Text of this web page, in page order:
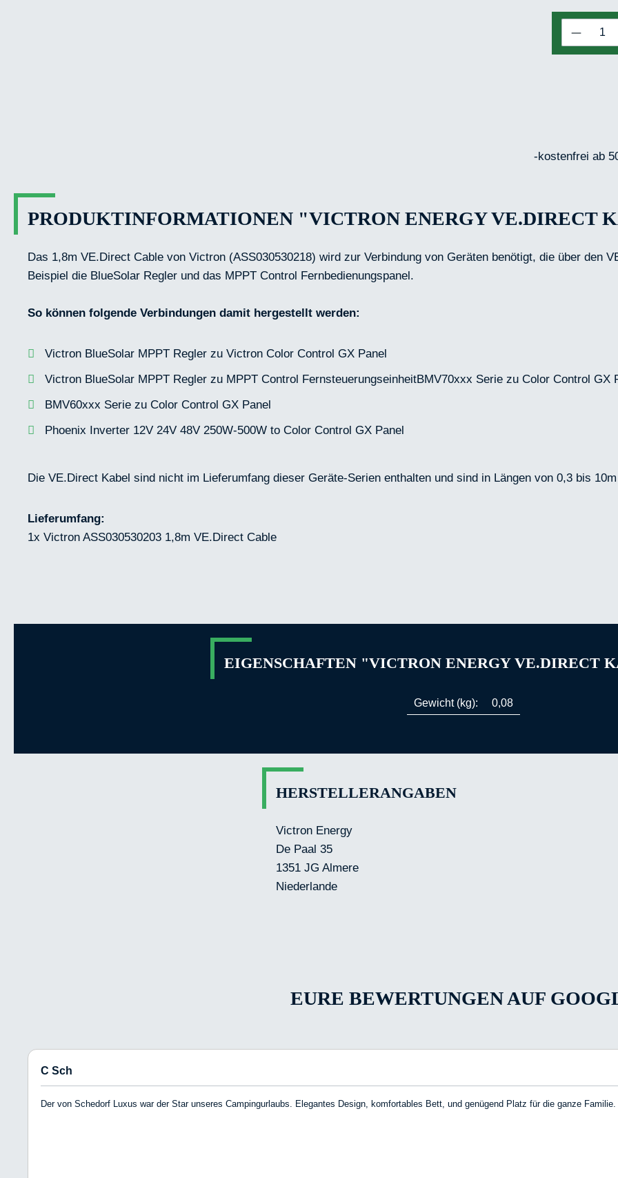
-kostenfrei ab
PRODUKTINFORMATIONEN "VICTRON ENERGY VE.DIRECT
Das 1,8m VE.Direct Cable von Victron (ASS030530218) wird zur Verbindung von Geräten benötigt, die über den
Beispiel die BlueSolar Regler und das MPPT Control Fernbedienungspanel.
So können folgende Verbindungen damit hergestellt werden:
Victron BlueSolar MPPT Regler zu Victron Color Control GX Panel
Victron BlueSolar MPPT Regler zu MPPT Control FernsteuerungseinheitBMV70xxx Serie zu Color Control GX
BMV60xxx Serie zu Color Control GX Panel
Phoenix Inverter 12V 24V 48V 250W-500W to Color Control GX Panel
Die VE.Direct Kabel sind nicht im Lieferumfang dieser Geräte-Serien enthalten und sind in Längen von 0,3 bis
Lieferumfang:
1x Victron ASS030530203 1,8m VE.Direct Cable
EIGENSCHAFTEN "VICTRON ENERGY VE.DIRECT
Gewicht (kg): 0,08
HERSTELLERANGABEN
Victron Energy
De Paal 35
1351 JG Almere
Niederlande
EURE BEWERTUNGEN AUF
C Sch
Der von Schedorf Luxus war der Star unseres Campingurlaubs. Elegantes Design, komfortables Bett, und genügend Platz für die ganze Familie.